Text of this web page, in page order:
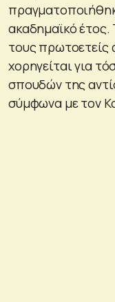
ακαδημαϊκό έτος.
τους πρωτοετείς
χορηγείται για
σπουδών της
σύμφωνα με τον